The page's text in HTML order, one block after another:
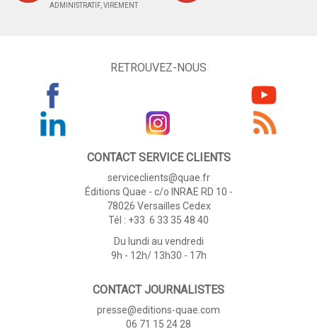
ADMINISTRATIF, VIREMENT
RETROUVEZ-NOUS
CONTACT SERVICE CLIENTS
serviceclients@quae.fr
Éditions Quae - c/o INRAE RD 10 -
78026 Versailles Cedex
Tél : +33 6 33 35 48 40
Du lundi au vendredi
9h - 12h/ 13h30 - 17h
CONTACT JOURNALISTES
presse@editions-quae.com
06 71 15 24 28